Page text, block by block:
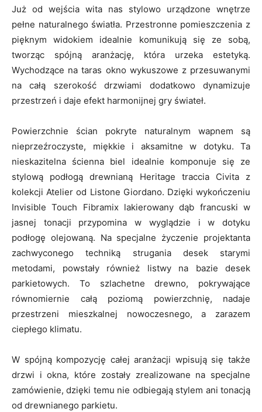
Już od wejścia wita nas stylowo urządzone wnętrze
pełne naturalnego światła. Przestronne pomieszczenia z
pięknym widokiem idealnie komunikują się ze sobą,
tworząc spójną aranżację, która urzeka estetyką.
Wychodzące na taras okno wykuszowe z przesuwanymi
na całą szerokość drzwiami dodatkowo dynamizuje
przestrzeń i daje efekt harmonijnej gry świateł.
Powierzchnie ścian pokryte naturalnym wapnem są
nieprzeźroczyste, miękkie i aksamitne w dotyku. Ta
nieskazitelna ścienna biel idealnie komponuje się ze
stylową podłogą drewnianą Heritage traccia Civita z
kolekcji Atelier od Listone Giordano. Dzięki wykończeniu
Invisible Touch Fibramix lakierowany dąb francuski w
jasnej tonacji przypomina w wyglądzie i w dotyku
podłogę olejowaną. Na specjalne życzenie projektanta
zachwyconego techniką strugania desek starymi
metodami, powstały również listwy na bazie desek
parkietowych. To szlachetne drewno, pokrywające
równomiernie całą poziomą powierzchnię, nadaje
przestrzeni mieszkalnej nowoczesnego, a zarazem
ciepłego klimatu.
W spójną kompozycję całej aranżacji wpisują się także
drzwi i okna, które zostały zrealizowane na specjalne
zamówienie, dzięki temu nie odbiegają stylem ani tonacją
od drewnianego parkietu.